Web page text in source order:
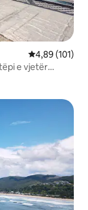
Vlerësimi
4,89 (101)
e vjetër